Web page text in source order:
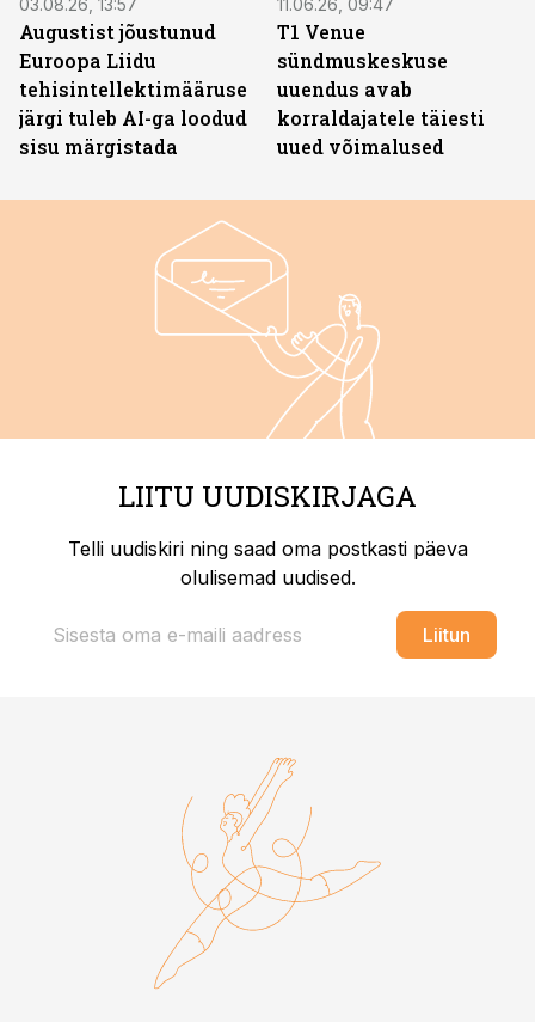
03.08.26, 13:57
Augustist jõustunud
Euroopa Liidu
tehisintellektimääruse
järgi tuleb AI-ga loodud
sisu märgistada
11.06.26, 09:47
T1 Venue
sündmuskeskuse
uuendus avab
korraldajatele täiesti
uued võimalused
LIITU UUDISKIRJAGA
Telli uudiskiri ning saad oma postkasti päeva
olulisemad uudised.
Liitun